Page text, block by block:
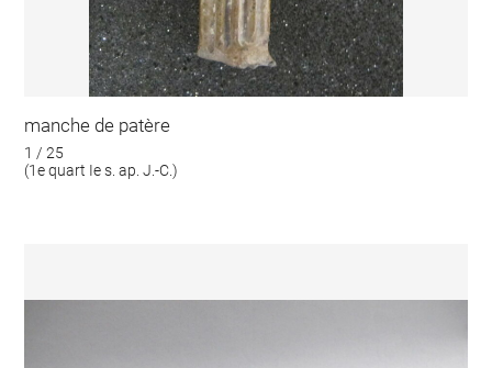
manche de patère
1 / 25
(1e quart Ie s. ap. J.-C.)